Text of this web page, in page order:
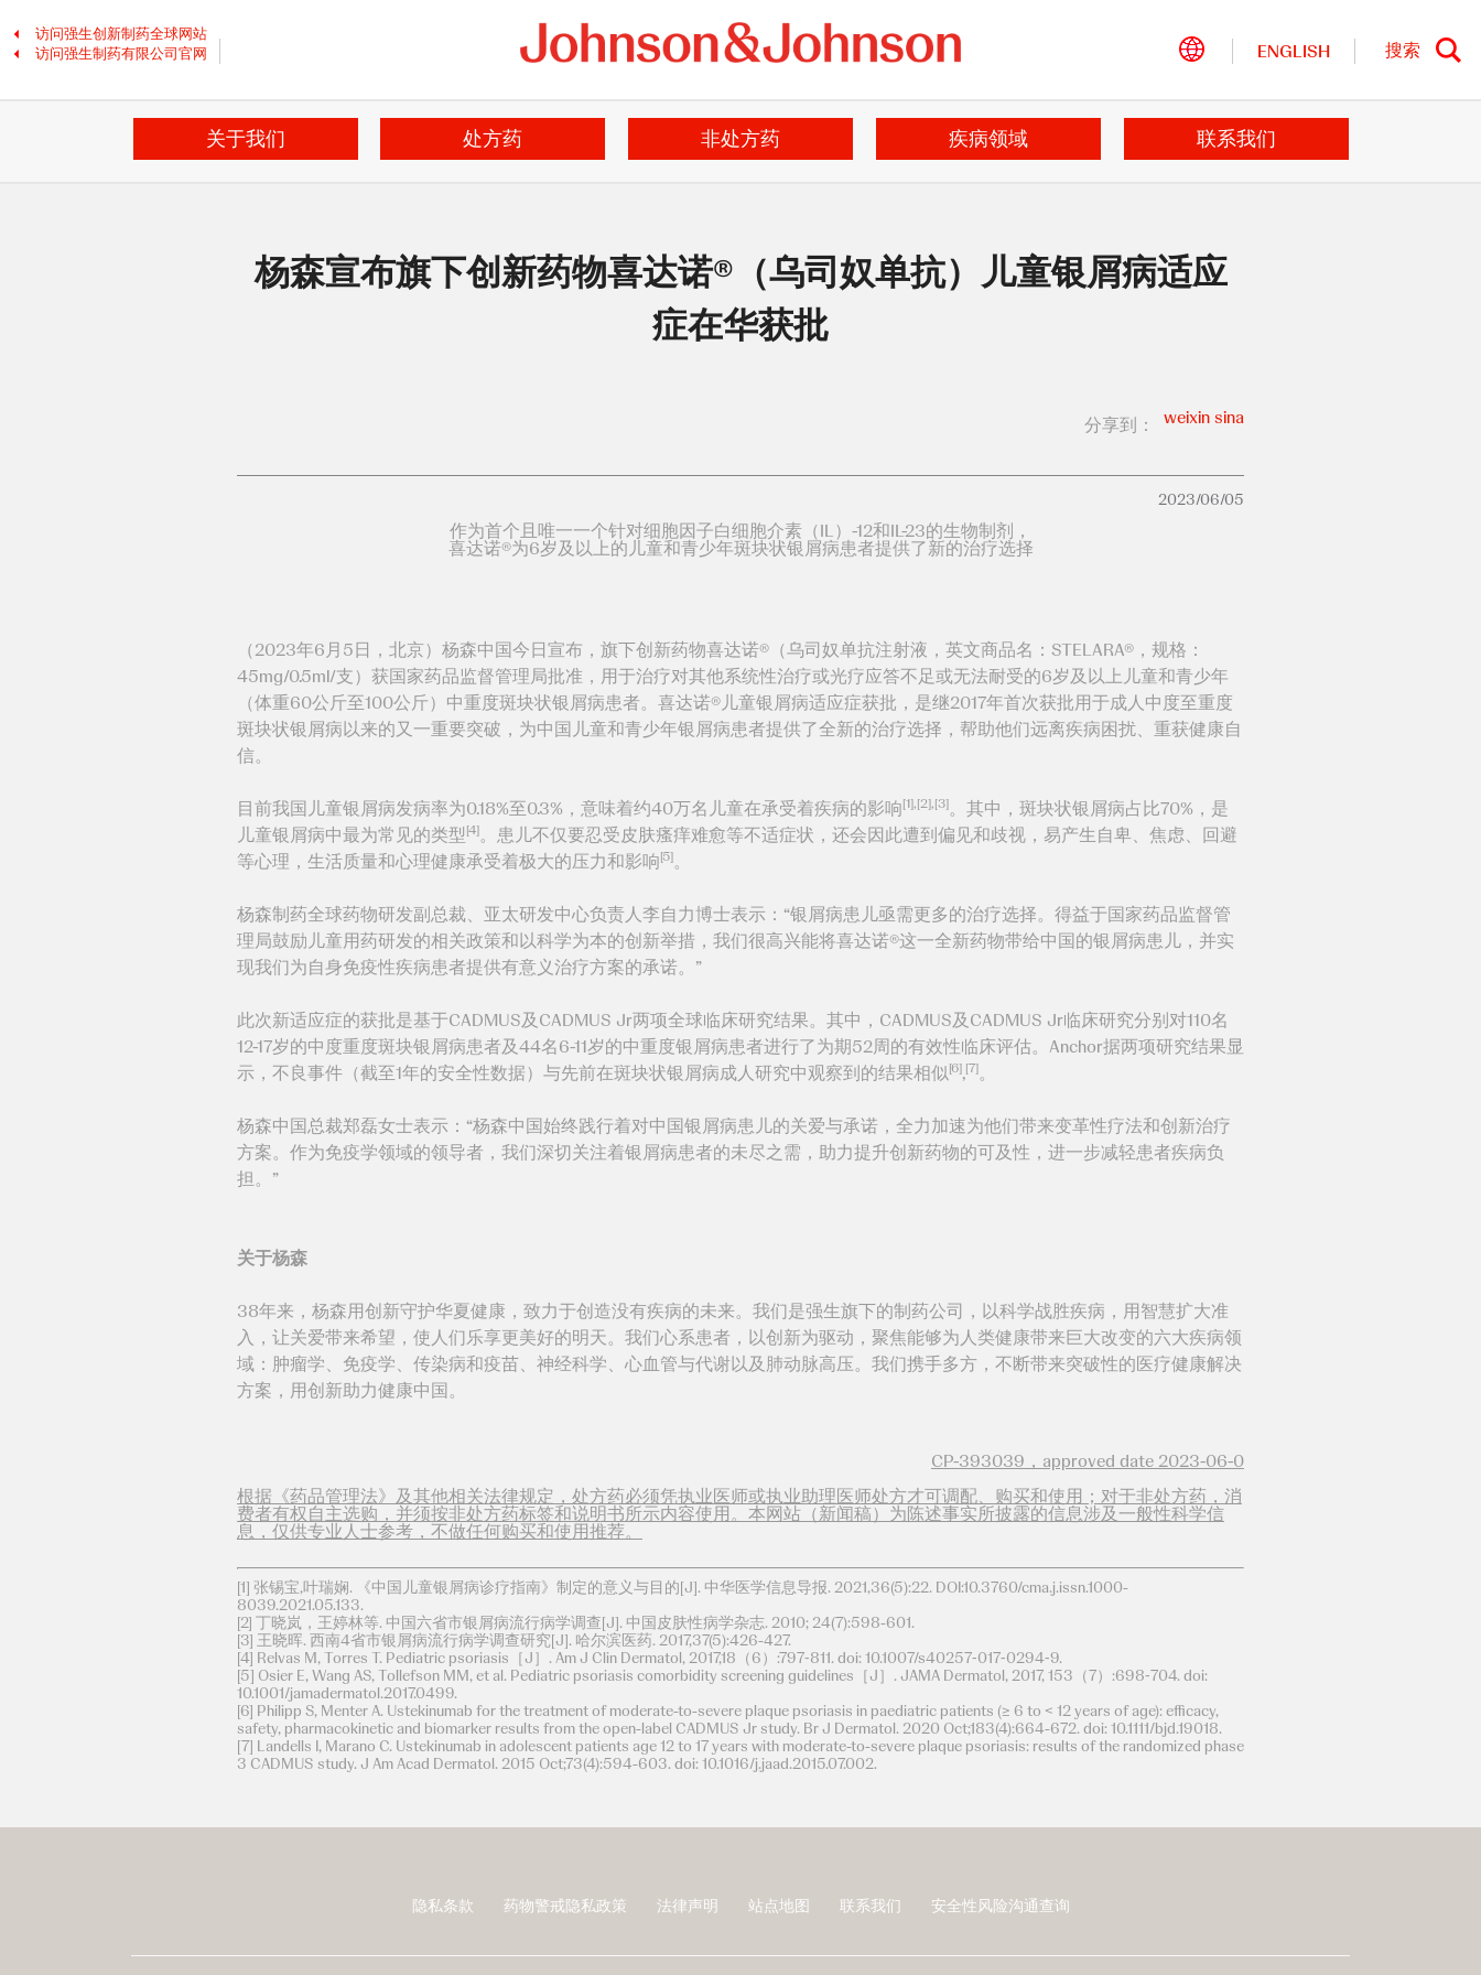
转
到
主
内
访问强生创新制药全球网站
访问强生制药有限公司官网
ENGLISH 搜索
索
关于我们 处方药 非处方药 疾病领域 联系我们
杨森宣布旗下创新药物喜达诺®（乌司奴单抗）儿童银屑病适应
症在华获批
分享到： weixinsina
2023/06/05
作为首个且唯一一个针对细胞因子白细胞介素（IL）-12和IL-23的生物制剂，
喜达诺®为6岁及以上的儿童和青少年斑块状银屑病患者提供了新的治疗选择
（2023年6月5日，北京）杨森中国今日宣布，旗下创新药物喜达诺®（乌司奴单抗注射液，英文商品名：STELARA®，规格：
45mg/0.5ml/支）获国家药品监督管理局批准，用于治疗对其他系统性治疗或光疗应答不足或无法耐受的6岁及以上儿童和青少年
（体重60公斤至100公斤）中重度斑块状银屑病患者。喜达诺®儿童银屑病适应症获批，是继2017年首次获批用于成人中度至重度
斑块状银屑病以来的又一重要突破，为中国儿童和青少年银屑病患者提供了全新的治疗选择，帮助他们远离疾病困扰、重获健康自
信。
目前我国儿童银屑病发病率为0.18%至0.3%，意味着约40万名儿童在承受着疾病的影响[1],[2],[3]。其中，斑块状银屑病占比70%，是
儿童银屑病中最为常见的类型[4]。患儿不仅要忍受皮肤瘙痒难愈等不适症状，还会因此遭到偏见和歧视，易产生自卑、焦虑、回避
等心理，生活质量和心理健康承受着极大的压力和影响[5]。
杨森制药全球药物研发副总裁、亚太研发中心负责人李自力博士表示：“银屑病患儿亟需更多的治疗选择。得益于国家药品监督管
理局鼓励儿童用药研发的相关政策和以科学为本的创新举措，我们很高兴能将喜达诺®这一全新药物带给中国的银屑病患儿，并实
现我们为自身免疫性疾病患者提供有意义治疗方案的承诺。”
此次新适应症的获批是基于CADMUS及CADMUS Jr两项全球临床研究结果。其中，CADMUS及CADMUS Jr临床研究分别对110名
12-17岁的中度重度斑块银屑病患者及44名6-11岁的中重度银屑病患者进行了为期52周的有效性临床评估。Anchor据两项研究结果显
示，不良事件（截至1年的安全性数据）与先前在斑块状银屑病成人研究中观察到的结果相似[6],[7]。
杨森中国总裁郑磊女士表示：“杨森中国始终践行着对中国银屑病患儿的关爱与承诺，全力加速为他们带来变革性疗法和创新治疗
方案。作为免疫学领域的领导者，我们深切关注着银屑病患者的未尽之需，助力提升创新药物的可及性，进一步减轻患者疾病负
担。”
关于杨森
38年来，杨森用创新守护华夏健康，致力于创造没有疾病的未来。我们是强生旗下的制药公司，以科学战胜疾病，用智慧扩大准
入，让关爱带来希望，使人们乐享更美好的明天。我们心系患者，以创新为驱动，聚焦能够为人类健康带来巨大改变的六大疾病领
域：肿瘤学、免疫学、传染病和疫苗、神经科学、心血管与代谢以及肺动脉高压。我们携手多方，不断带来突破性的医疗健康解决
方案，用创新助力健康中国。
CP-393039，approved date 2023-06-0
根据《药品管理法》及其他相关法律规定，处方药必须凭执业医师或执业助理医师处方才可调配、购买和使用；对于非处方药，消
费者有权自主选购，并须按非处方药标签和说明书所示内容使用。本网站（新闻稿）为陈述事实所披露的信息涉及一般性科学信
息，仅供专业人士参考，不做任何购买和使用推荐。
[1] 张锡宝,叶瑞娴. 《中国儿童银屑病诊疗指南》制定的意义与目的[J]. 中华医学信息导报. 2021,36(5):22. DOI:10.3760/cma.j.issn.1000-
8039.2021.05.133.
[2] 丁晓岚，王婷林等. 中国六省市银屑病流行病学调查[J]. 中国皮肤性病学杂志. 2010; 24(7):598-601.
[3] 王晓晖. 西南4省市银屑病流行病学调查研究[J]. 哈尔滨医药. 2017,37(5):426-427.
[4] Relvas M, Torres T. Pediatric psoriasis［J］. Am J Clin Dermatol, 2017,18（6）:797⁃811. doi: 10.1007/s40257⁃017⁃0294⁃9.
[5] Osier E, Wang AS, Tollefson MM, et al. Pediatric psoriasis comorbidity screening guidelines［J］. JAMA Dermatol, 2017, 153（7）:698⁃704. doi:
10.1001/jamadermatol.2017.0499.
[6] Philipp S, Menter A. Ustekinumab for the treatment of moderate-to-severe plaque psoriasis in paediatric patients (≥ 6 to < 12 years of age): efficacy,
safety, pharmacokinetic and biomarker results from the open-label CADMUS Jr study. Br J Dermatol. 2020 Oct;183(4):664-672. doi: 10.1111/bjd.19018.
[7] Landells I, Marano C. Ustekinumab in adolescent patients age 12 to 17 years with moderate-to-severe plaque psoriasis: results of the randomized phase
3 CADMUS study. J Am Acad Dermatol. 2015 Oct;73(4):594-603. doi: 10.1016/j.jaad.2015.07.002.
脚
隐私条款 药物警戒隐私政策 法律声明 站点地图 联系我们 安全性风险沟通查询